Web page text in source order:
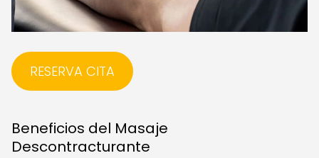
RESERVA CITA
Beneficios del Masaje
Descontracturante